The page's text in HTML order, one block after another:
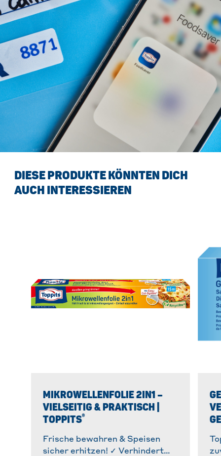
DIESE PRODUKTE KÖNNTEN DICH
AUCH INTERESSIEREN
MIKROWELLENFOLIE 2IN1 –
VIELSEITIG & PRAKTISCH |
TOPPITS®
Frische bewahren & Speisen
sicher erhitzen! ✓ Verhindert